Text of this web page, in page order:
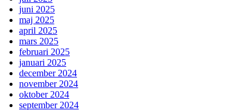
juni 2025
maj 2025
april 2025
mars 2025
februari 2025
januari 2025
december 2024
november 2024
oktober 2024
september 2024